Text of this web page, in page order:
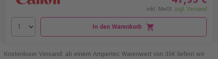
inkl. MwSt. zzgl. Versand
In den Warenkorb shopping_cart
Kostenloser Versand: ab einem Ampertec Warenwert von 35€ liefern wir